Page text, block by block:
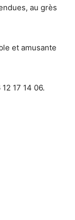
au grès
et amusante
17 14 06.